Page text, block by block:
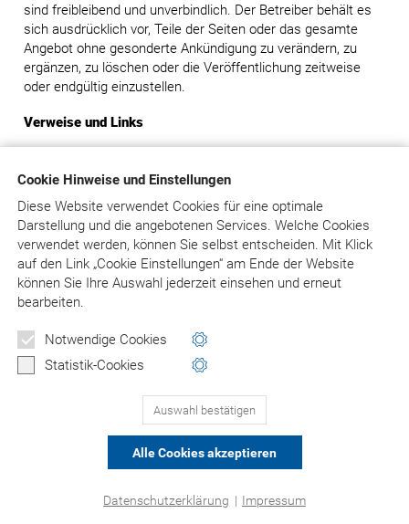
Cookie Hinweise und Einstellungen
Diese Website verwendet Cookies für eine optimale
Darstellung und die angebotenen Services. Welche Cookies
verwendet werden, können Sie selbst entscheiden. Mit Klick
aufden Link „Cookie Einstellungen“ am Ende der Website
können Sie Ihre Auswahl jederzeit einsehen und erneut
bearbeiten.
Notwendige Cookies
Statistik-Cookies
Auswahl bestätigen
Alle Cookies akzeptieren
Datenschutzerklärung | Impressum
sind freibleibend und unverbindlich. Der Betreiber behält es
sich ausdrücklich vor, Teile der Seiten oder das gesamte
Angebot ohne gesonderte Ankündigung zu verändern, zu
ergänzen, zu löschen oder die Veröffentlichung zeitweise
oder endgültig einzustellen.
Verweise und Links
Inhalten aller gelinkten/verknüpften Seiten. Diese
Feststellung gilt für alle innerhalb des eigenen
Internetangebotes gesetzten Links und Verweise.
Rechtswirksamkeit dieses Haftungsausschlusses
Dieser Haftungsausschluss ist als Teil des gesamten
Internetangebotes des Betreibers zu betrachten. Sofern
Teile oder einzelne Formulierungen dieses Textes der
geltenden Rechtslage nicht, nicht mehr oder nicht
vollständig entsprechen sollten, bleiben die übrigen Teile des